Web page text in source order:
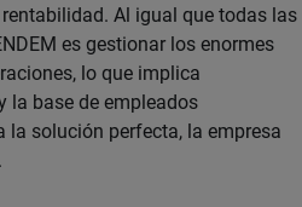
Al igual que todas las
es gestionar los enormes
lo que implica
la base de empleados
la solución perfecta, la empresa